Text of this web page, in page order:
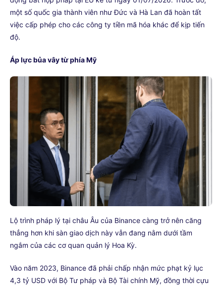
một số quốc gia thành viên như Đức và Hà Lan đã hoàn tất
việc cấp phép cho các công ty tiền mã hóa khác để kịp tiến
độ.
Áp lực bủa vây từ phía Mỹ
Lộ trình pháp lý tại châu Âu của Binance càng trở nên căng
thẳng hơn khi sàn giao dịch này vẫn đang nằm dưới tầm
ngắm của các cơ quan quản lý Hoa Kỳ.
Vào năm 2023, Binance đã phải chấp nhận mức phạt kỷ lục
4,3 tỷ USD với Bộ Tư pháp và Bộ Tài chính Mỹ, đồng thời cựu